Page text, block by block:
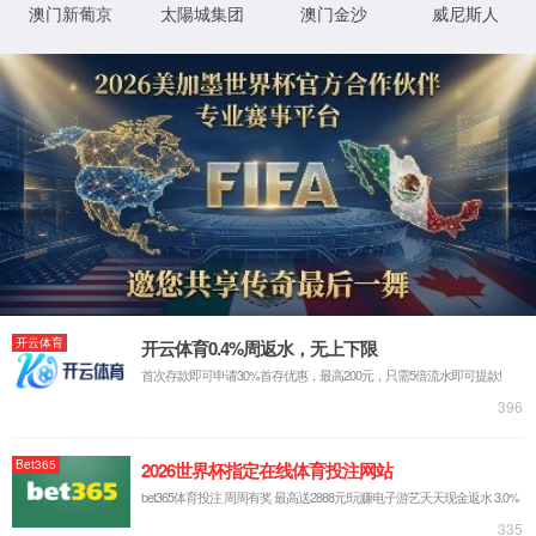
触鐨勮姹傚垱寤鸿窡韪鍒欑殑璇︾粏淇℃伅锛岃鍗曞嚮姝ゅ銆
璇︾粏閿欒淇℃伅:
妯″潡 IIS Web Core
閫氱煡 MapRequestHan
dler
澶勭悊
绋嬪簭
StaticFile
閿欒
浠ｇ爜
0x80070002
璇锋眰
鐨 URL
:80/product/357.html
鐗╃悊璺
緞
D:\wwwroot\zeeflycomcn\wwwroot\pr
oduct\357.html
鐧诲綍
鏂规硶
鍖垮悕
鐧诲綍
鐢ㄦ埛
鍖垮悕
鏌ョ湅璇︾粏淇℃伅 »